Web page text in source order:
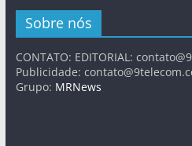
Sobre nós
CONTATO: EDITORIAL:
Publicidade:
Grupo: MRNews